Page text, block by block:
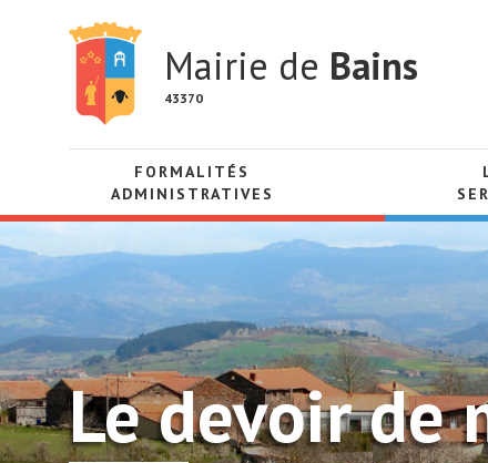
Mairie de Bains
43370
FORMALITÉS
ADMINISTRATIVES
Le devoir de